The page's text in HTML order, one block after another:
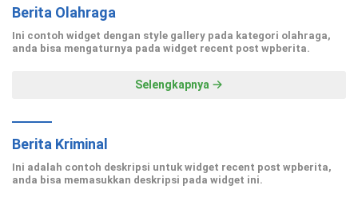
Berita Olahraga
Ini contoh widget dengan style gallery pada kategori olahraga,
anda bisa mengaturnya pada widget recent post wpberita.
Selengkapnya
Berita Kriminal
Ini adalah contoh deskripsi untuk widget recent post wpberita,
anda bisa memasukkan deskripsi pada widget ini.